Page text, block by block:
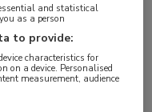
patiënten,
psychische
naar
peiling van
and statistical
as a person
to provide:
characteristics for
on a device. Personalised
measurement, audience